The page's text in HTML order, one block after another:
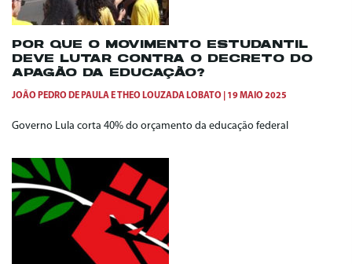
POR QUE O MOVIMENTO ESTUDANTIL
DEVE LUTAR CONTRA O DECRETO DO
APAGÃO DA EDUCAÇÃO?
JOÃO PEDRO DE PAULA ETHEO LOUZADA LOBATO 19 MAIO 2025
Governo Lula corta 40% do orçamento da educação federal